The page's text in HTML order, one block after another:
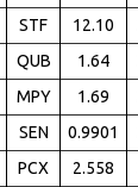
STF 12.10
QUB 1.64
MPY 1.69
SEN 0.9901
PCX 2.558